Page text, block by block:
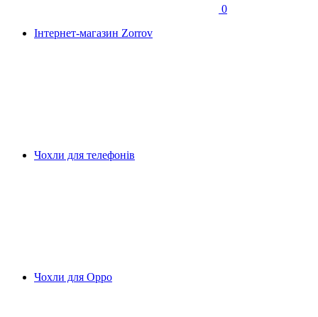
0
Інтернет-магазин Zorrov
Чохли для телефонів
Чохли для Oppo